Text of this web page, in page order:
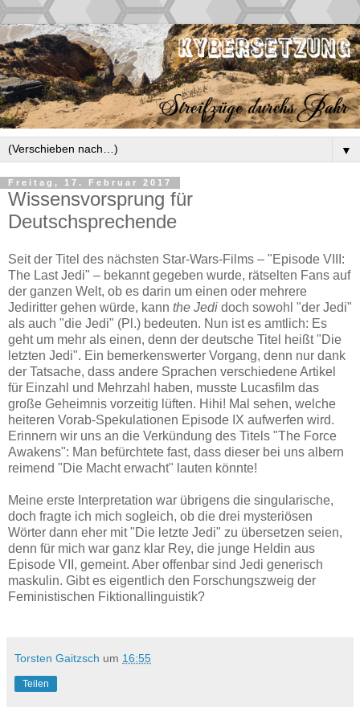
▼
Freitag, 17. Februar 2017
Wissensvorsprung für
Deutschsprechende
Seit der Titel des nächsten Star-Wars-Films – "Episode VIII:
The Last Jedi" – bekannt gegeben wurde, rätselten Fans auf
der ganzen Welt, ob es darin um einen oder mehrere
Jediritter gehen würde, kann the Jedi doch sowohl "der Jedi"
als auch "die Jedi" (Pl.) bedeuten. Nun ist es amtlich: Es
geht um mehr als einen, denn der deutsche Titel heißt "Die
letzten Jedi". Ein bemerkenswerter Vorgang, denn nur dank
der Tatsache, dass andere Sprachen verschiedene Artikel
für Einzahl und Mehrzahl haben, musste Lucasfilm das
große Geheimnis vorzeitig lüften. Hihi! Mal sehen, welche
heiteren Vorab-Spekulationen Episode IX aufwerfen wird.
Erinnern wir uns an die Verkündung des Titels "The Force
Awakens": Man befürchtete fast, dass dieser bei uns albern
reimend "Die Macht erwacht" lauten könnte!
Meine erste Interpretation war übrigens die singularische,
doch fragte ich mich sogleich, ob die drei mysteriösen
Wörter dann eher mit "Die letzte Jedi" zu übersetzen seien,
denn für mich war ganz klar Rey, die junge Heldin aus
Episode VII, gemeint. Aber offenbar sind Jedi generisch
maskulin. Gibt es eigentlich den Forschungszweig der
Feministischen Fiktionallinguistik?
Torsten Gaitzsch um 16:55
Teilen